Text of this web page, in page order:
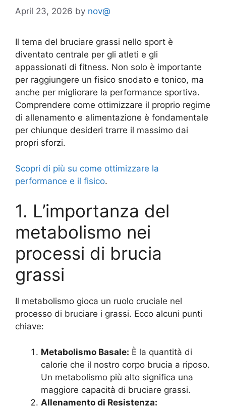
April 23, 2026 by nov@
Il tema del bruciare grassi nello sport è
diventato centrale per gli atleti e gli
appassionati di fitness. Non solo è importante
per raggiungere un fisico snodato e tonico, ma
anche per migliorare la performance sportiva.
Comprendere come ottimizzare il proprio regime
di allenamento e alimentazione è fondamentale
per chiunque desideri trarre il massimo dai
propri sforzi.
Scopri di più su come ottimizzare la
performance e il fisico.
1. L’importanza del
metabolismo nei
processi di brucia
grassi
Il metabolismo gioca un ruolo cruciale nel
processo di bruciare i grassi. Ecco alcuni punti
chiave:
Metabolismo Basale: È la quantità di
calorie che il nostro corpo brucia a riposo.
Un metabolismo più alto significa una
maggiore capacità di bruciare grassi.
Allenamento di Resistenza: